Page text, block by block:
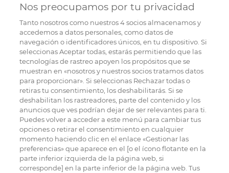
Nos preocupamos por tu privacidad
Tanto nosotros como nuestros4socios almacenamos y
accedemos a datos personales, como datos de
navegación o identificadores únicos, en tu dispositivo. Si
seleccionas Aceptar todas, estarás permitiendo que las
tecnologías de rastreo apoyen los propósitos que se
muestran en «nosotros y nuestros socios tratamos datos
para proporcionar». Si seleccionas Rechazar todas o
retiras tu consentimiento, los deshabilitarás. Si se
deshabilitan los rastreadores, parte del contenido y los
anuncios que ves podrían dejar de ser relevantes para ti.
Puedes volver a acceder a este menú para cambiar tus
opciones o retirar el consentimiento en cualquier
momento haciendo clic en el enlace «Gestionar las
preferencias» que aparece en el [o el ícono flotante en la
parte inferior izquierda de la página web, si
corresponde] en la parte inferior de la página web. Tus